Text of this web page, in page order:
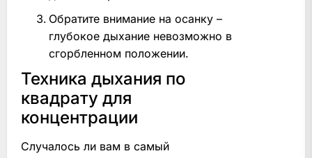
Обратите внимание на осанку –
глубокое дыхание невозможно в
сгорбленном положении.
Техника дыхания по
квадрату для
концентрации
Случалось ли вам в самый